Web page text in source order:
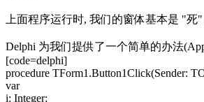
上面程序运行时, 我们的窗体基本是 "
Delphi 为我们提供了一个简单的办法
[code=delphi]
procedure TForm1.Button1Click(Sender:
var
i: Integer;